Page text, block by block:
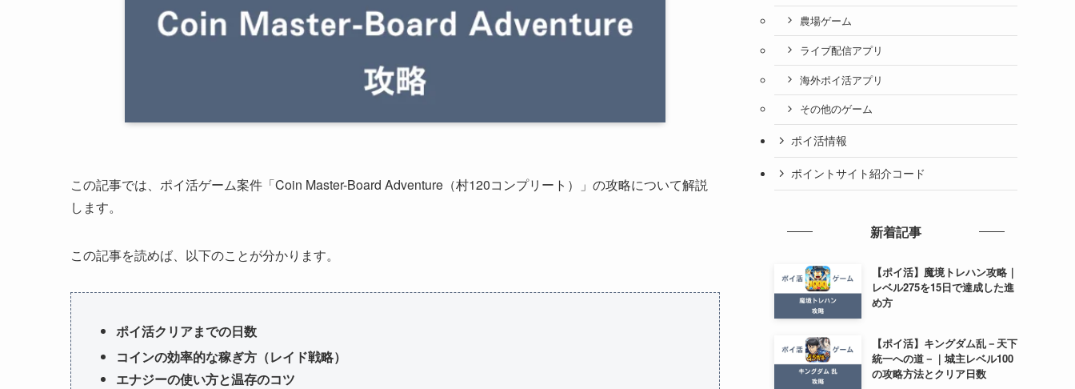
この記事では、ポイ活ゲーム案件「Coin Master-Board Adventure（村120コンプリート）」の攻略について解説
します。
この記事を読めば、以下のことが分かります。
ポイ活クリアまでの日数
コインの効率的な稼ぎ方（レイド戦略）
エナジーの使い方と温存のコツ
農場ゲーム
ライブ配信アプリ
海外ポイ活アプリ
その他のゲーム
ポイ活情報
ポイントサイト紹介コード
新着記事
【ポイ活】魔境トレハン攻略｜
レベル275を15日で達成した進
め方
【ポイ活】キングダム乱－天下
統一への道－｜城主レベル100
の攻略方法とクリア日数